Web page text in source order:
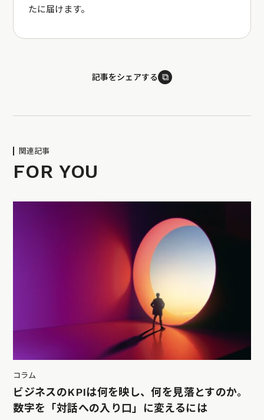
たに届けます。
記事をシェアする ⧉
関連記事
FOR YOU
コラム
ビジネスのKPIは何を映し、何を見落とすのか。
数字を「対話への入り口」に変えるには